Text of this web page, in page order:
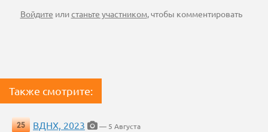
Войдите илистаньте участником, чтобы комментировать
Также смотрите:
25 ВДНХ, 2023
— 5 Августа